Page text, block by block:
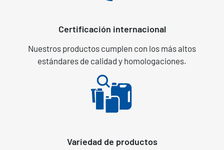
Certificación internacional
Nuestros productos cumplen con los más altos
estándares de calidad y homologaciones.
Variedad de productos